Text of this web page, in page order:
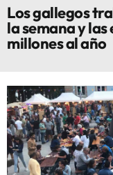
Los gallegos
la semana y
millones al año